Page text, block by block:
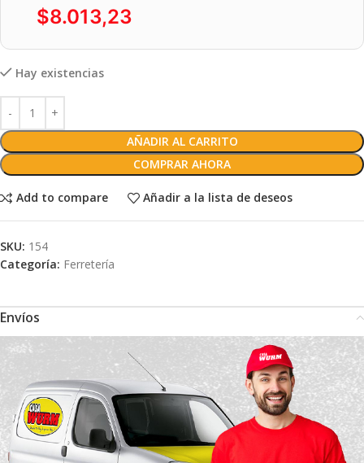
$8.013,23
Hay existencias
AÑADIR AL CARRITO
COMPRAR AHORA
Add to compare Añadir a la lista de deseos
SKU: 154
Categoría: Ferretería
Envíos